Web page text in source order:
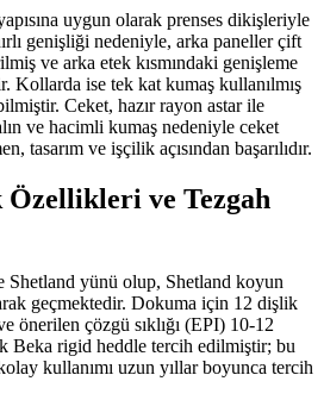
uygun olarak prenses dikişleriyle
genişliği nedeniyle, arka paneller çift
ve arka etek kısmındaki genişleme
Kollarda ise tek kat kumaş kullanılmış
Ceket, hazır rayon astar ile
ve hacimli kumaş nedeniyle ceket
tasarım ve işçilik açısından başarılıdır.
Özellikleri ve Tezgah
yünü olup, Shetland koyun
geçmektedir. Dokuma için 12 dişlik
önerilen çözgü sıklığı (EPI) 10-12
Beka rigid heddle tercih edilmiştir; bu
kullanımı uzun yıllar boyunca tercih